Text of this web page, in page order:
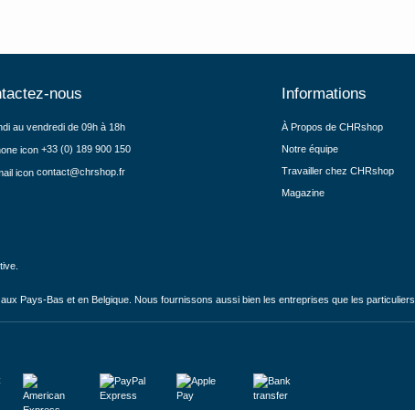
nous
au vendredi de 09h à 18h
+33 (0) 189 900 150
contact@chrshop.fr
Informations
À Propos de CHRshop
Notre équipe
Travailler chez CHRshop
Magazine
Pays-Bas et en Belgique. Nous fournissons aussi bien les entreprises que les particuliers.